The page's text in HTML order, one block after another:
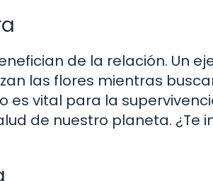
de la relación. Un
las flores mientras
es vital para la
de nuestro planeta. ¿Te